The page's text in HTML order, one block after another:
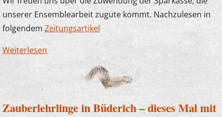
unserer Ensemblearbeit zugute kommt. Nachzulesen in
folgendem Zeitungsartikel
Weiterlesenüber Die Musikschule sagt Danke! Erneut
großzügige Spende der Sparkasse
Zauberlehrlinge in Büderich – dieses Mal mit